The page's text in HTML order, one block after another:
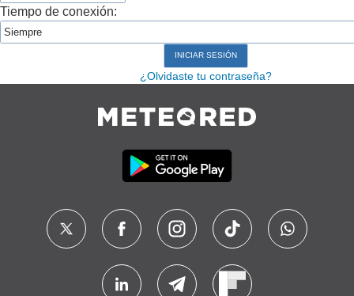
Tiempo de conexión:
¿Olvidaste tu contraseña?